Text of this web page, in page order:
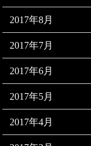
2017年8月
2017年7月
2017年6月
2017年5月
2017年4月